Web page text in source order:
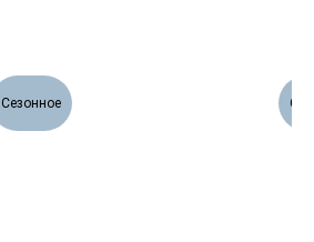
Сезонное